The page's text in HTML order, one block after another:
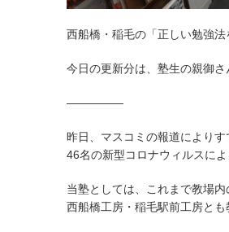
西船橋・稲毛の「正しい勉強
今日の更新分は、塾生の親御
—————
昨日、マスコミの報道により
46名の新型コロナウィルスに
当塾としては、これまで教場
西船橋工房・稲毛駅前工房とも